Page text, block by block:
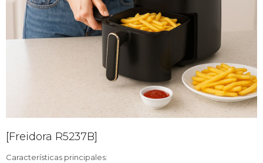
[Freidora R5237B]
Características principales:
Continuar